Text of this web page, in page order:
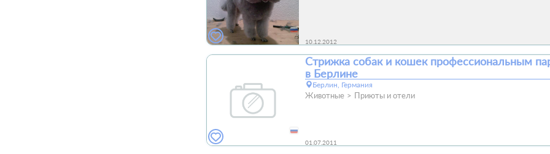
10.12.2012
Стрижка собак и кошек профессиональным
в Берлине
Берлин, Германия
Животные Приюты и отели
01.07.2011